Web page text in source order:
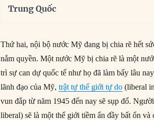
Trung Quốc
Thứ hai, nội bộ nước Mỹ đang bị chia rẽ hết
nắm quyền. Một nước Mỹ bị chia rẽ là một
trì sự can dự quốc tế như họ đã làm bấy lâu
lãnh đạo của Mỹ,trật tự thế giới tự do (liberal
vun đắp từ năm 1945 đến nay sẽ sụp đổ.
liberal) sẽ là một thế giới tiềm ẩn đầy bất ổn